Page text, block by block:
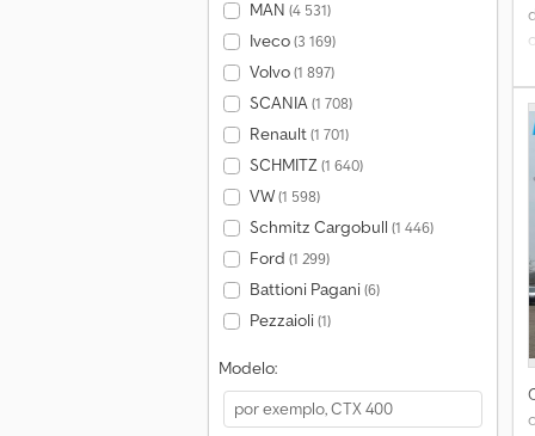
MAN (4 531)
Iveco(3 169)
Volvo(1 897)
SCANIA(1 708)
Renault(1 701)
SCHMITZ(1 640)
VW(1 598)
Schmitz Cargobull (1 446)
Ford (1 299)
Battioni Pagani(6)
Pezzaioli(1)
Modelo: